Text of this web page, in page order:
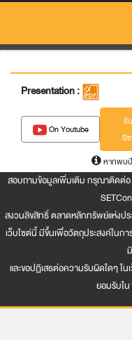
Presentation :
On Youtube
รั
หากพบ
สอบถามข้อมูลเพิ่มเติม กรุณาติดต่อ
สงวนลิขสิทธิ์ ตลาดหลักทรัพย์แห่งปร
เว็บไซต์นี้ มีขึ้นเพื่อวัตถุประสงค์ในก
และขอปฏิเสธต่อความรับผิดใดๆ ใ
ยอมรับใน